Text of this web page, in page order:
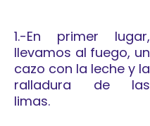
1.-En primer lugar,
llevamos al fuego, un
cazo con la leche y la
ralladura de las
limas.